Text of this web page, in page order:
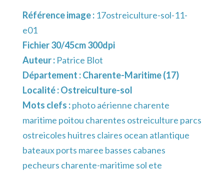
Référence image : 17ostreiculture-sol-11-
e01
Fichier 30/45cm 300dpi
Auteur : Patrice Blot
Département :Charente-Maritime (17)
Localité :Ostreiculture-sol
Mots clefs :photo aérienne charente
maritime poitou charentes ostreiculture parcs
ostreicoles huitres claires ocean atlantique
bateaux ports maree basses cabanes
pecheurs charente-maritime sol ete